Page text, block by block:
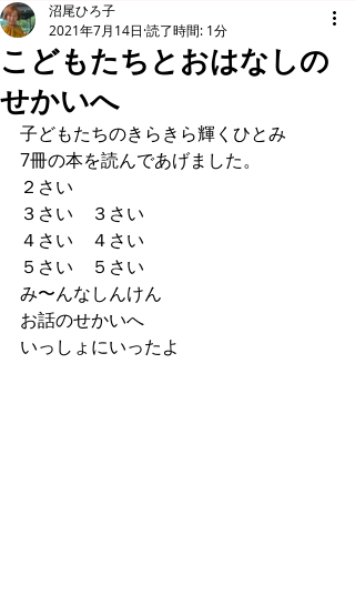
こどもたちとおはなしの
せかいへ
沼尾ひろ子
2021年7月14日 読了時間: 1分
子どもたちのきらきら輝くひとみ
7冊の本を読んであげました。
２さい
３さい　３さい
４さい　４さい
５さい　５さい
み〜んなしんけん
お話のせかいへ
いっしょにいったよ